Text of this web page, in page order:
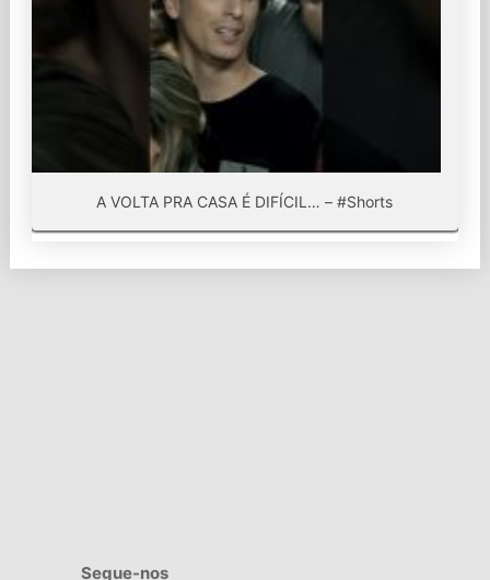
A VOLTA PRA CASA É DIFÍCIL… – #Shorts
Segue-nos